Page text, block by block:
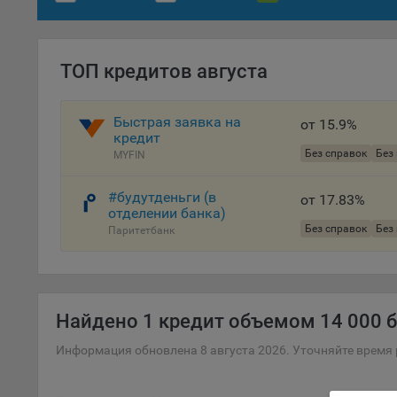
На
это
ТОП кредитов августа
Быстрая заявка на
кредит
MYFIN
от 15.9%
Без справок Без
#будутденьги (в
отделении банка)
Паритетбанк
от 17.83%
Без справок Без
Найдено 1 кредит объемом 14 000
Информация обновлена 8 августа 2026. Уточняйте время